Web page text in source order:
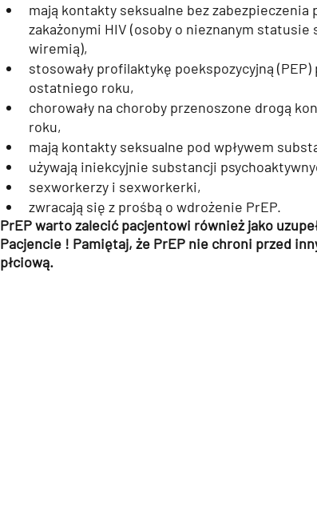
mają kontakty seksualne bez
zakażonymi HIV (osoby o nieznanym
wiremią),
stosowały profilaktykę poekspozycyjną
ostatniego roku,
chorowały na choroby przenoszone drogą
roku,
mają kontakty seksualne pod wpływem
używają iniekcyjnie substancji
sexworkerzy i sexworkerki,
zwracają się z prośbą o wdrożenie PrEP.
PrEP warto zalecić pacjentowi również jako
Pacjencie ! Pamiętaj, że PrEP nie chroni przed
płciową.